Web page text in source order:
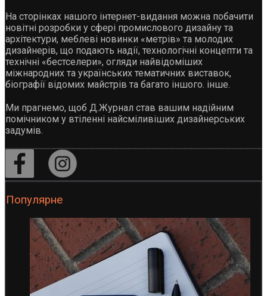
На сторінках нашого інтернет-видання можна побачити
новітні розробки у сфері промислового дизайну та
архітектури, меблеві новинки «метрів» та молодих
дизайнерів, що подають надії, технологічні концепти та
технічні «бестселери», огляди найвідоміших
міжнародних та українських тематичних виставок,
біографії відомих майстрів та багато іншого. інше.
Ми прагнемо, щоб Д.Журнал став вашим надійним
помічником у втіленні найсміливіших дизайнерських
задумів.
Популярне